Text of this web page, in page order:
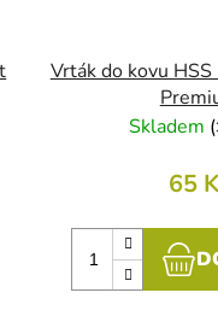
Vrták do kovu
Skladem (
65